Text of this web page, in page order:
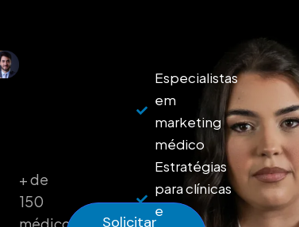
+ de
150
médicos
Solicitar
Especialistas
em
marketing
médico
Estratégias
para clínicas
e